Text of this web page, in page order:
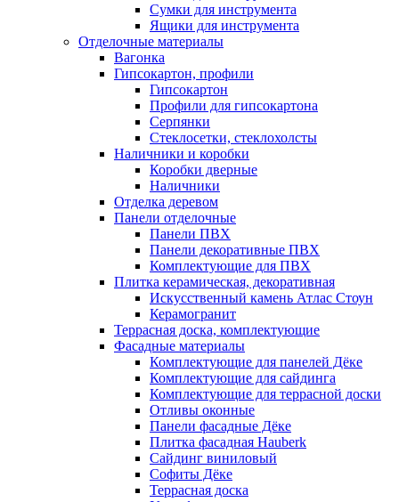
Сумки для инструмента
Ящики для инструмента
Отделочные материалы
Вагонка
Гипсокартон, профили
Гипсокартон
Профили для гипсокартона
Серпянки
Стеклосетки, стеклохолсты
Наличники и коробки
Коробки дверные
Наличники
Отделка деревом
Панели отделочные
Панели ПВХ
Панели декоративные ПВХ
Комплектующие для ПВХ
Плитка керамическая, декоративная
Искусственный камень Атлас Стоун
Керамогранит
Террасная доска, комплектующие
Фасадные материалы
Комплектующие для панелей Дёке
Комплектующие для сайдинга
Комплектующие для террасной доски
Отливы оконные
Панели фасадные Дёке
Плитка фасадная Hauberk
Сайдинг виниловый
Софиты Дёке
Террасная доска